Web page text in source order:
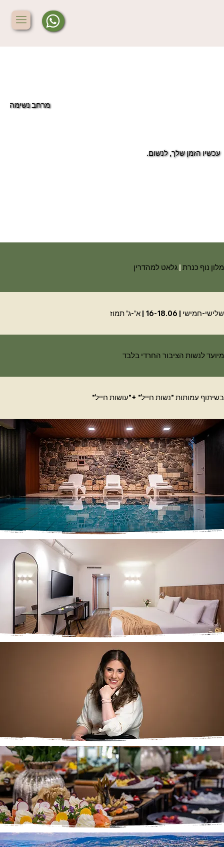
מרחב נשימה
עכשיו הזמן שלך, לנשום.
מלון נוף כנרת | גלאט למהדרין
שלישי-חמישי |
| א'-ג' תמוז
מיועד לנשות הציבור החרדי בלבד
בשיתוף עמותות "נשות חייל" +"עושות חייל"